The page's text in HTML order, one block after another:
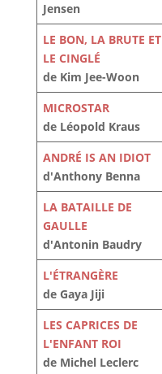
Jensen
LE BON, LA BRUTE ET
LE CINGLÉ
de Kim Jee-Woon
MICROSTAR
de Léopold Kraus
ANDRÉ IS AN IDIOT
d'Anthony Benna
LA BATAILLE DE
GAULLE
d'Antonin Baudry
L'ÉTRANGÈRE
de Gaya Jiji
LES CAPRICES DE
L'ENFANT ROI
de Michel Leclerc